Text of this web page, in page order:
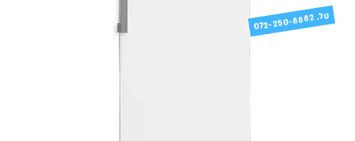
072-250-8882 .טל